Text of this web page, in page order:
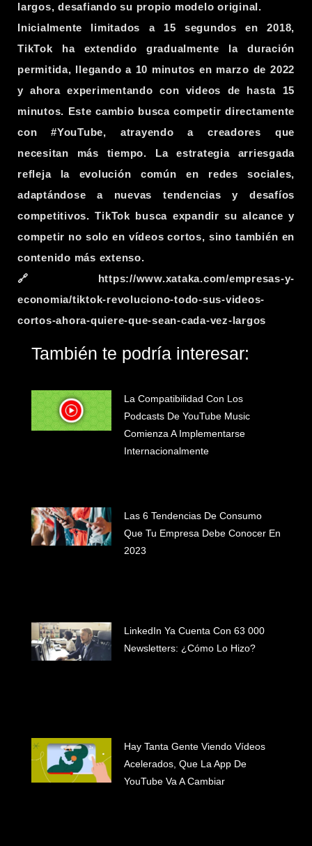
largos, desafiando su propio modelo original.
Inicialmente limitados a 15 segundos en 2018,
TikTok ha extendido gradualmente la duración
permitida, llegando a 10 minutos en marzo de 2022
y ahora experimentando con videos de hasta 15
minutos. Este cambio busca competir directamente
con #YouTube, atrayendo a creadores que
necesitan más tiempo. La estrategia arriesgada
refleja la evolución común en redes sociales,
adaptándose a nuevas tendencias y desafíos
competitivos. TikTok busca expandir su alcance y
competir no solo en vídeos cortos, sino también en
contenido más extenso.
🔗 https://www.xataka.com/empresas-y-
economia/tiktok-revoluciono-todo-sus-videos-
cortos-ahora-quiere-que-sean-cada-vez-largos
También te podría interesar:
La Compatibilidad Con Los
Podcasts De YouTube Music
Comienza A Implementarse
Internacionalmente
Las 6 Tendencias De Consumo
Que Tu Empresa Debe Conocer En
2023
LinkedIn Ya Cuenta Con 63 000
Newsletters: ¿Cómo Lo Hizo?
Hay Tanta Gente Viendo Vídeos
Acelerados, Que La App De
YouTube Va A Cambiar